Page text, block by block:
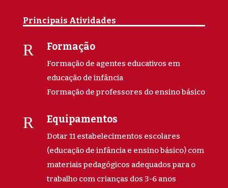
Principais Atividades
R Formação
Formação de agentes educativos em
educação de infância
Formação de professores do ensino básico
R Equipamentos
Dotar 11 estabelecimentos escolares
(educação de infância e ensino básico) com
materiais pedagógicos adequados para o
trabalho com crianças dos 3-6 anos